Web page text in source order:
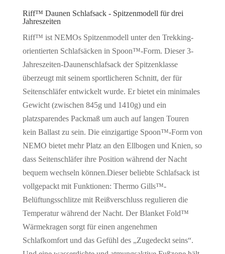
Riff™ Daunen Schlafsack - Spitzenmodell für drei
Jahreszeiten
Riff™ ist NEMOs Spitzenmodell unter den Trekking-
orientierten Schlafsäcken in Spoon™-Form. Dieser 3-
Jahreszeiten-Daunenschlafsack der Spitzenklasse
überzeugt mit seinem sportlicheren Schnitt, der für
Seitenschläfer entwickelt wurde. Er bietet ein minimales
Gewicht (zwischen 845g und 1410g) und ein
platzsparendes Packmaß um auch auf langen Touren
kein Ballast zu sein. Die einzigartige Spoon™-Form von
NEMO bietet mehr Platz an den Ellbogen und Knien, so
dass Seitenschläfer ihre Position während der Nacht
bequem wechseln können.Dieser beliebte Schlafsack ist
vollgepackt mit Funktionen: Thermo Gills™-
Belüftungsschlitze mit Reißverschluss regulieren die
Temperatur während der Nacht. Der Blanket Fold™
Wärmekragen sorgt für einen angenehmen
Schlafkomfort und das Gefühl des „Zugedeckt seins“.